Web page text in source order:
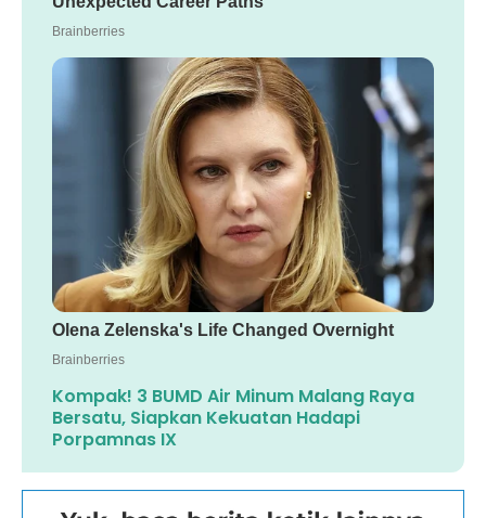
Kompak! 3 BUMD Air Minum Malang Raya
Bersatu, Siapkan Kekuatan Hadapi
Porpamnas IX